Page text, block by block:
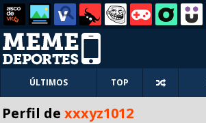
ÚLTIMOS TOP
Perfil de xxxyz1012